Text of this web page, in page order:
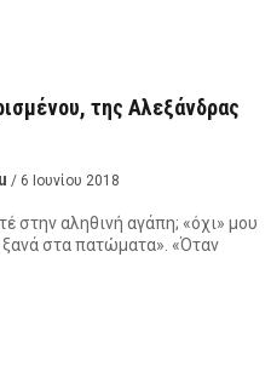
της Αλεξάνδρας
/ 6 Ιουνίου 2018
στην αληθινή αγάπη; «όχι» μου
στα πατώματα». «Όταν